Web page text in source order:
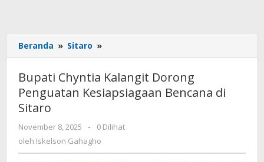
Beranda » Sitaro »
Chyntia
Kalangit
Dorong
Penguatan
di
Bupati Chyntia Kalangit Dorong
Penguatan Kesiapsiagaan Bencana di
Sitaro
November 8, 2025
oleh
Iskelson
Gahagho
-
0 Dilihat
oleh Iskelson Gahagho